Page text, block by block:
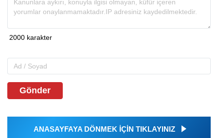
Gönder
ANASAYFAYA DÖNMEK İÇİN TIKLAYINIZ